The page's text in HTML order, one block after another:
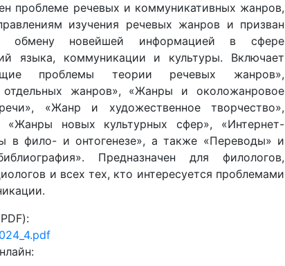
проблеме речевых и коммуникативных жанров,
изучения речевых жанров и призван
обмену новейшей информацией в сфере
языка, коммуникации и культуры. Включает
проблемы теории речевых жанров»,
отдельных жанров», «Жанры и околожанровое
«Жанр и художественное творчество»,
новых культурных сфер», «Интернет-
в фило- и онтогенезе», а также «Переводы» и
Предназначен для филологов,
и всех тех, кто интересуется проблемами